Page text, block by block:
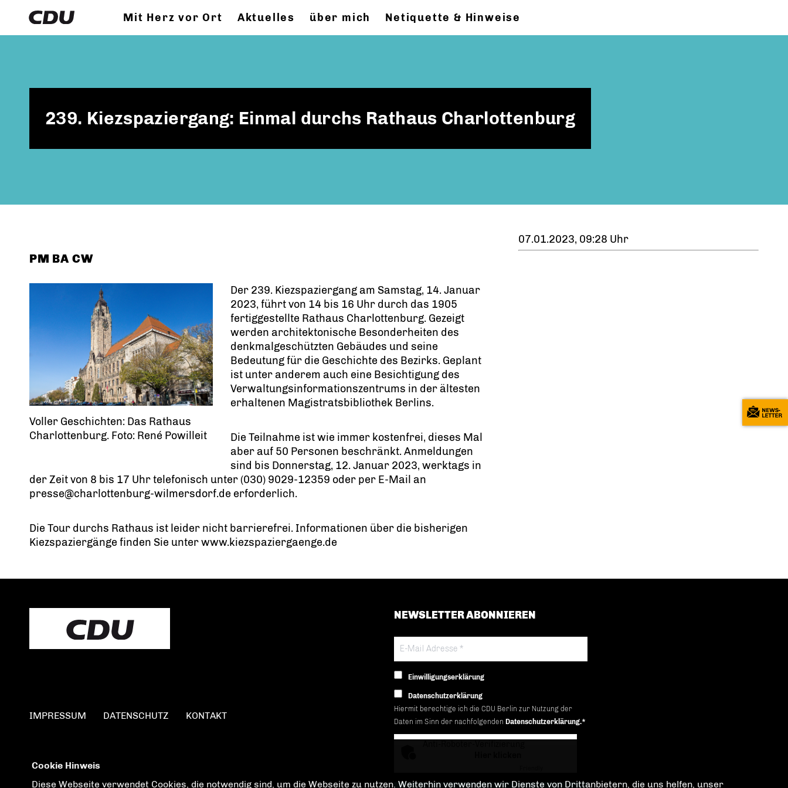
Mit Herz vor Ort Aktuelles über mich Netiquette & Hinweise
239. Kiezspaziergang: Einmal durchs Rathaus Charlottenburg
PM BA CW
Voller Geschichten: Das Rathaus
Charlottenburg. Foto: René Powilleit
Der 239. Kiezspaziergang am Samstag, 14. Januar
2023, führt von 14 bis 16 Uhr durch das 1905
fertiggestellte Rathaus Charlottenburg. Gezeigt
werden architektonische Besonderheiten des
denkmalgeschützten Gebäudes und seine
Bedeutung für die Geschichte des Bezirks. Geplant
ist unter anderem auch eine Besichtigung des
Verwaltungsinformationszentrums in der ältesten
erhaltenen Magistratsbibliothek Berlins.
Die Teilnahme ist wie immer kostenfrei, dieses Mal
aber auf 50 Personen beschränkt. Anmeldungen
sind bis Donnerstag, 12. Januar 2023, werktags in
der Zeit von 8 bis 17 Uhr telefonisch unter (030) 9029-12359 oder per E-Mail an
presse@charlottenburg-wilmersdorf.de erforderlich.
Die Tour durchs Rathaus ist leider nicht barrierefrei. Informationen über die bisherigen
Kiezspaziergänge finden Sie unter www.kiezspaziergaenge.de
07.01.2023, 09:28 Uhr
IMPRESSUM DATENSCHUTZ KONTAKT
NEWSLETTER ABONNIEREN
Einwilligungserklärung
Datenschutzerklärung
Hiermit berechtige ich die CDU Berlin zur Nutzung der
Daten im Sinn der nachfolgenden Datenschutzerklärung.*
Cookie Hinweis
Diese Webseite verwendet Cookies, die notwendig sind, um die Webseite zu nutzen. Weiterhin verwenden wir Dienste von Drittanbietern, die uns helfen, unser